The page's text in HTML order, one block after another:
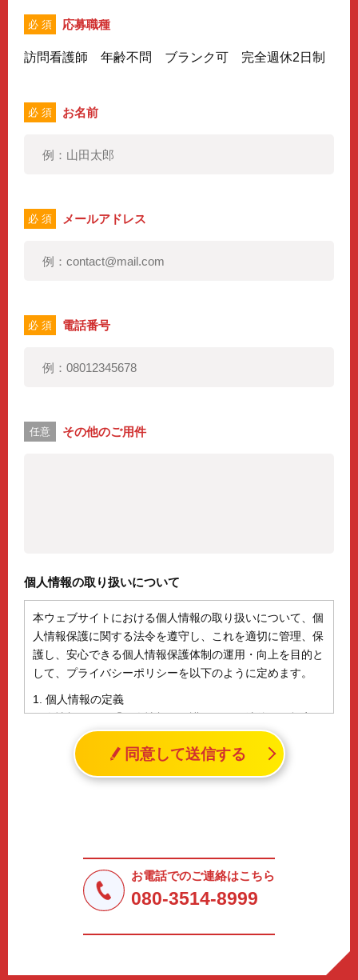
必 須 応募職種
訪問看護師 年齢不問 ブランク可 完全週休2日制
必 須 お名前
必 須 メールアドレス
必 須 電話番号
任意 その他のご用件
個人情報の取り扱いについて
本ウェブサイトにおける個人情報の取り扱いについて、個
人情報保護に関する法令を遵守し、これを適切に管理、保
護し、安心できる個人情報保護体制の運用・向上を目的と
して、プライバシーポリシーを以下のように定めます。
1. 個人情報の定義
個人情報とは、「個人情報の保護に関する法律」に規定さ
れる生存する個人に関する情報であって、氏名、生年月日
その他の記述等により特定の個人を識別することができる
情報（個人識別情報）を指します。
a.応募者等からのお問い合わせに対応・管理するため
b.本ウェブサイトにおけるサービスの提供・運用のため
3. プライバシー尊重
同意して送信する
お電話でのご連絡はこちら
080-3514-8999